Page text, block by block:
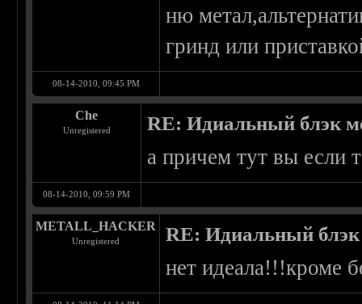
ню
гринд или
08-14-2010, 09:45 PM
Che
Unregistered RE: Идиальный блэк
а причем тут вы если
08-14-2010, 09:59 PM
METALL_HACKER
Unregistered RE: Идиальный
нет идеала!!!кроме